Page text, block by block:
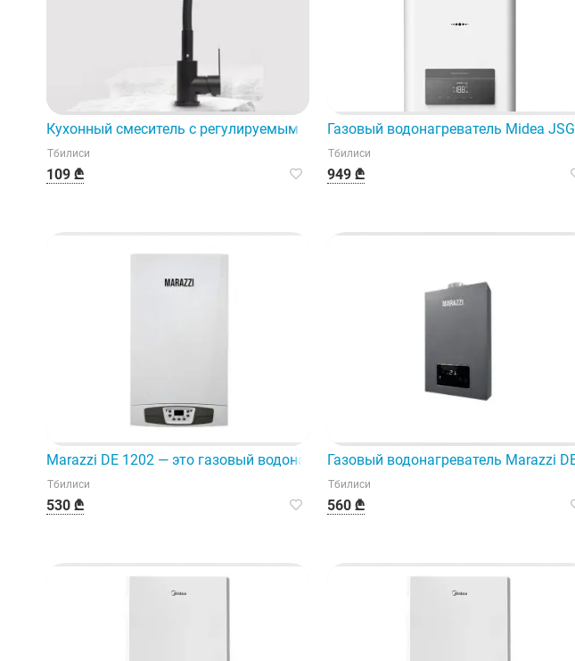
Кухонный смеситель с регулируемым механизмом — идеальный выбор для
Тбилиси
109 ₾
Газовый водонагреватель Midea
Тбилиси
949 ₾
Marazzi DE 1202 — это газовый водонагреватель, предназначенный для
Тбилиси
530 ₾
Газовый водонагреватель Marazzi
Тбилиси
560 ₾